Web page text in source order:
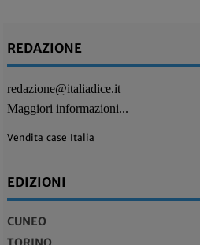
REDAZIONE
redazione@italiadice.it
Maggiori informazioni...
Vendita case Italia
EDIZIONI
CUNEO